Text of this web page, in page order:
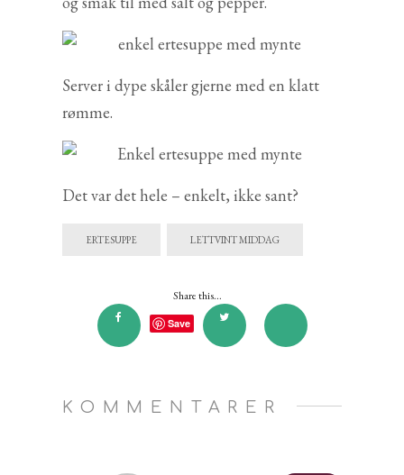
Server i dype skåler gjerne med en klatt
rømme.
Det var det hele – enkelt, ikke sant?
ERTESUPPE LETTVINT MIDDAG
Share this...
Save
KOMMENTARER